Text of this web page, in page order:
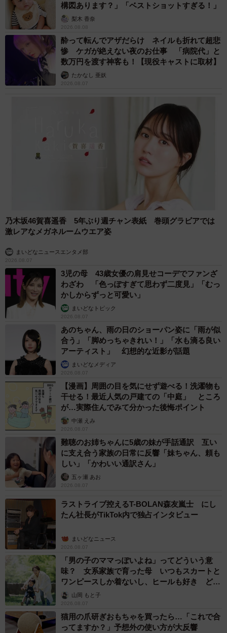
構図あります？」「ベストショットすぎる！」
梨木 香奈
2026.08.08
酔って転んでアザだらけ ネイルも折れて超悲
惨 ケガが絶えない夜のお仕事 「病院代」と
数万円を渡す神客も！【現役キャストに取材】
たかなし 亜妖
2026.08.07
乃木坂46賀喜遥香 5年ぶり週チャン表紙 巻頭グラビアでは
激レアなメガネルームウエア姿
まいどなニュースエンタメ部
2026.08.07
3児の母 43歳女優の肩見せコーデでファンざ
わざわ 「色っぽすぎて思わず二度見」「むっ
かしからずっと可愛い」
まいどなトピック
2026.08.07
あのちゃん、雨の日のショーパン姿に「雨が似
合う」「脚めっちゃきれい！」「水も滴る良い
アーティスト」 幻想的な近影が話題
まいどなメディア
2026.08.07
【漫画】周囲の目を気にせず遊べる！洗濯物も
干せる！最近人気の戸建ての「中庭」 ところ
が…実際住んでみて分かった後悔ポイント
中瀬 えみ
2026.08.07
難聴のお姉ちゃんに5歳の妹が手話通訳 互い
に支え合う家族の日常に反響「妹ちゃん、頼も
しい」「かわいい通訳さん」
五ヶ瀬 あお
2026.08.07
ラストライブ控えるT-BOLAN森友嵐士 にし
たん社長がTikTok内で独占インタビュー
まいどなニュース
2026.08.07
「男の子のママっぽいよね」ってどういう意
味？ 女系家族で育った母 いつもスカートと
ワンピースしか着ないし、ヒールも好き どの
へんが…
山岡 もと子
2026.08.07
猫用の爪研ぎおもちゃを買ったら…「これで合
ってますか？」予想外の使い方が大反響